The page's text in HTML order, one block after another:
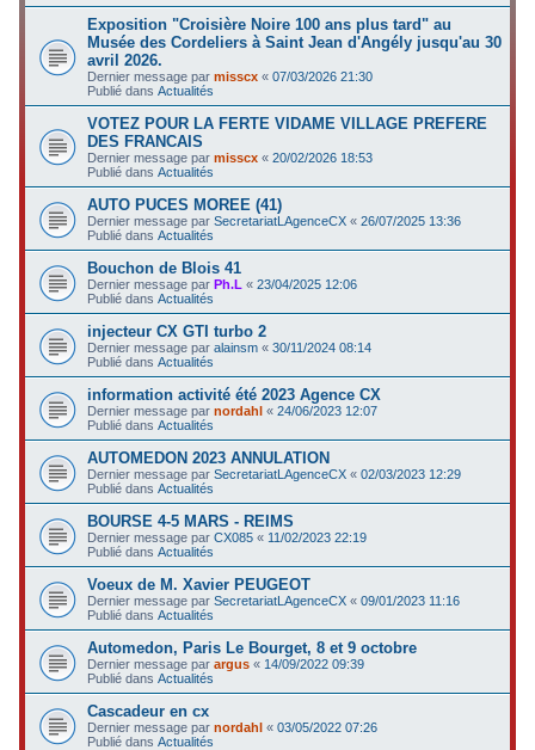
Exposition "Croisière Noire 100 ans plus tard" au
Musée des Cordeliers à Saint Jean d'Angély jusqu'au 30
avril 2026.
Dernier message parmisscx «07/03/2026 21:30
Publié dansActualités
VOTEZ POUR LA FERTE VIDAME VILLAGE PREFERE
DES FRANCAIS
Dernier message parmisscx «20/02/2026 18:53
Publié dansActualités
AUTO PUCES MOREE (41)
Dernier message parSecretariatLAgenceCX «26/07/2025 13:36
Publié dansActualités
Bouchon de Blois 41
Dernier message parPh.L «23/04/2025 12:06
Publié dansActualités
injecteur CX GTI turbo 2
Dernier message paralainsm «30/11/2024 08:14
Publié dansActualités
information activité été 2023 Agence CX
Dernier message parnordahl «24/06/2023 12:07
Publié dansActualités
AUTOMEDON 2023 ANNULATION
Dernier message parSecretariatLAgenceCX «02/03/2023 12:29
Publié dansActualités
BOURSE 4-5 MARS - REIMS
Dernier message parCX085 « 11/02/2023 22:19
Publié dansActualités
Voeux de M. Xavier PEUGEOT
Dernier message parSecretariatLAgenceCX «09/01/2023 11:16
Publié dansActualités
Automedon, Paris Le Bourget, 8 et 9 octobre
Dernier message parargus « 14/09/2022 09:39
Publié dansActualités
Cascadeur en cx
Dernier message parnordahl «03/05/2022 07:26
Publié dansActualités